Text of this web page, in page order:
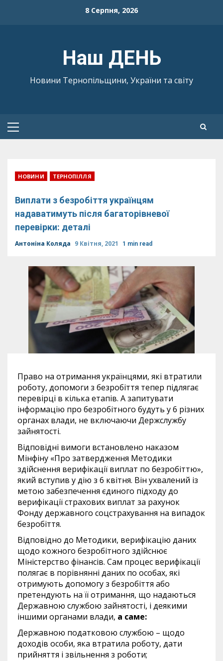
8 Серпня, 2026
Наш ДЕНЬ
Новини Тернопільщини, України та світу
Primary
НОВИНИ ТЕРНОПІЛЛЯ
Виплати з безробіття українцям
надаватимуть після багаторівневої
перевірки: деталі
Антоніна Коляда 9 Квітня, 2021 1 min read
Право на отримання українцями, які втратили
роботу, допомоги з безробіття тепер підлягає
перевірці в кілька етапів. А запитувати
інформацію про безробітного будуть у 6 різних
органах влади, не включаючи Держслужбу
зайнятості.
Відповідні вимоги встановлено наказом
Мінфіну «Про затвердження Методики
здійснення верифікації виплат по безробіттю»,
який вступив у дію з 6 квітня. Він ухвалений із
метою забезпечення єдиного підходу до
верифікації страхових виплат за рахунок
Фонду державного соцстрахування на випадок
безробіття.
Відповідно до Методики, верифікацію даних
щодо кожного безробітного здійснює
Міністерство фінансів. Сам процес верифікації
полягає в порівнянні даних по особах, які
отримують допомогу з безробіття або
претендують на її отримання, що надаються
Державною службою зайнятості, і деякими
іншими органами влади, а саме:
Державною податковою службою – щодо
доходів особи, яка втратила роботу, дати
прийняття і звільнення з роботи;